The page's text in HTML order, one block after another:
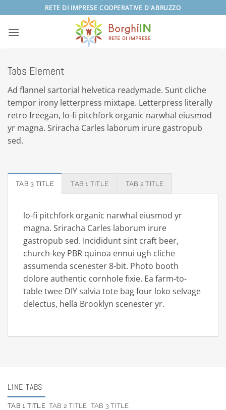
ai
contenuti
RETE DI IMPRESE COOPERATIVE D'ABRUZZO
Tabs Element
Ad flannel sartorial helvetica readymade. Sunt cliche
tempor irony letterpress mixtape. Letterpress literally
retro freegan, lo-fi pitchfork organic narwhal eiusmod
yr magna. Sriracha Carles laborum irure gastropub
sed.
TAB 3 TITLE TAB 1 TITLE TAB 2 TITLE
lo-fi pitchfork organic narwhal eiusmod yr
magna. Sriracha Carles laborum irure
gastropub sed. Incididunt sint craft beer,
church-key PBR quinoa ennui ugh cliche
assumenda scenester 8-bit. Photo booth
dolore authentic cornhole fixie. Ea farm-to-
table twee DIY salvia tote bag four loko selvage
delectus, hella Brooklyn scenester yr.
LINE TABS
TAB 1 TITLE TAB 2 TITLE TAB 3 TITLE